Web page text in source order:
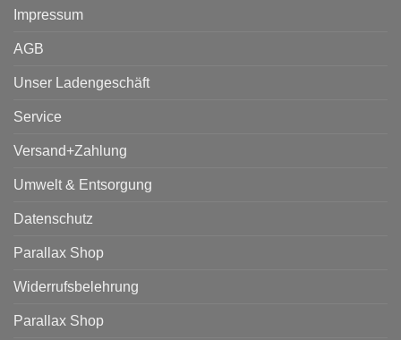
Impressum
AGB
Unser Ladengeschäft
Service
Versand+Zahlung
Umwelt & Entsorgung
Datenschutz
Parallax Shop
Widerrufsbelehrung
Parallax Shop